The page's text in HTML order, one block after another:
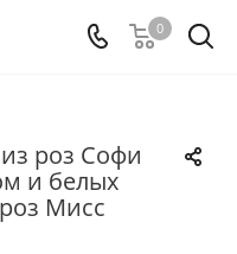
0
роз Софи
и белых
Мисс